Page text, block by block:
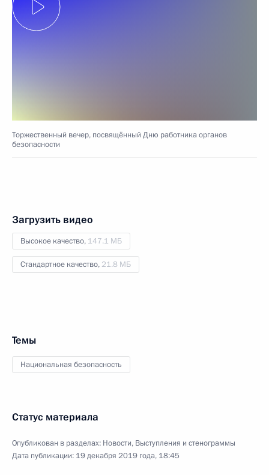
Торжественный вечер, посвящённый Дню работника органов
безопасности
Загрузить видео
Высокое качество, 147.1 МБ
Стандартное качество, 21.8 МБ
Темы
Национальная безопасность
Статус материала
Опубликован в разделах: Новости, Выступления и стенограммы
Дата публикации: 19 декабря 2019 года, 18:45